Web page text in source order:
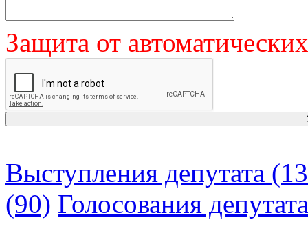
Защита от
Выступления депутата
(90) Голосования депутата